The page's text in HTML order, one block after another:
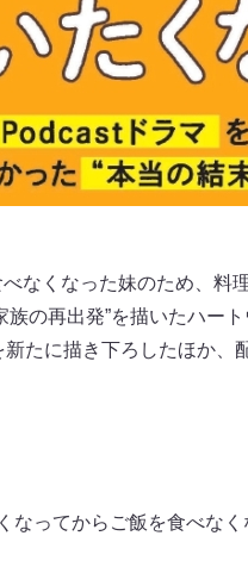
なくなった妹のため、料
の再出発”を描いたハー
たに描き下ろしたほか、
ってからご飯を食べな